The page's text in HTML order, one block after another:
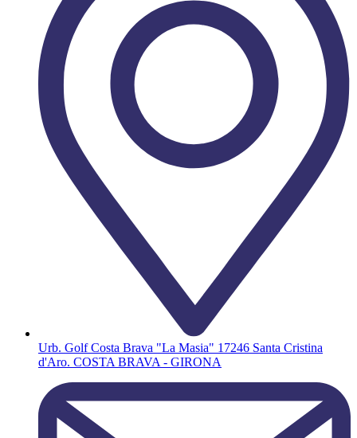
Urb. Golf Costa Brava "La Masia" 17246 Santa Cristina
d'Aro. COSTA BRAVA - GIRONA